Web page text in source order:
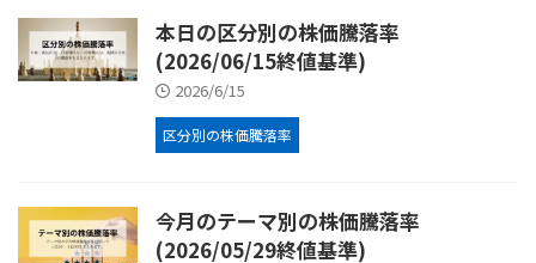
本日の区分別の株価騰落率
(2026/06/15終値基準)
2026/6/15
区分別の株価騰落率
今月のテーマ別の株価騰落率
(2026/05/29終値基準)